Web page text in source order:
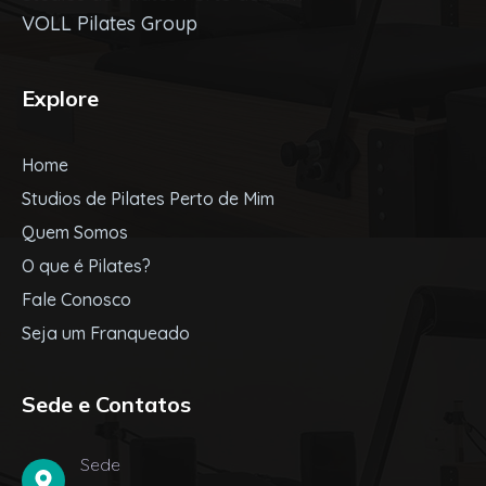
VOLL Pilates Group
Explore
Home
Studios de Pilates Perto de Mim
Quem Somos
O que é Pilates?
Fale Conosco
Seja um Franqueado
Sede e Contatos
Sede